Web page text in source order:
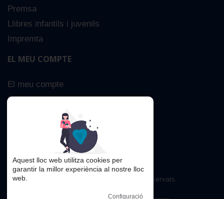
Premsa
Llibres infantils i juvenils
Impremta
EL MEU COMPTE
El meu compte
Sobre nosaltres
Cerca Avançada
Copyright © 2016. Tots els drets reservats.
Aquest lloc web utilitza cookies per
garantir la millor experiència al nostre lloc
web.
Configuració